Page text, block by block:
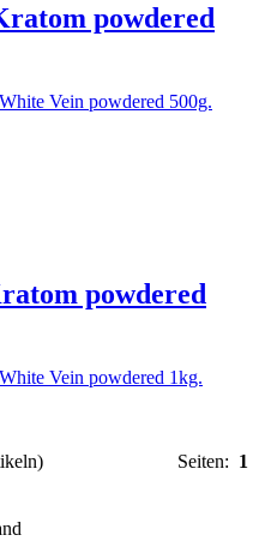
powdered
Vein powdered 500g.
powdered
Vein powdered 1kg.
Seiten: 1